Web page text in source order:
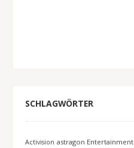
SCHLAGWÖRTER
Activision astragon Entertainment